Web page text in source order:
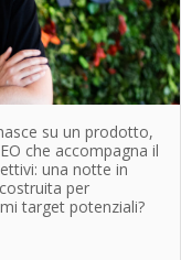
su un prodotto,
che accompagna il
una notte in
per
target potenziali?